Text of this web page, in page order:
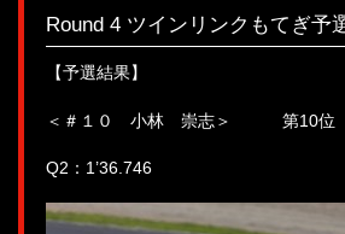
Round 4 ツインリンクもてぎ予
【予選結果】
＜＃１０ 小林 崇志＞ 第10位
Q2：1’36.746